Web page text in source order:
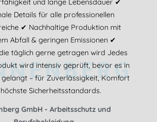
und lange Lebensdauer ✔
Details für alle professionellen
✔ Nachhaltige Produktion mit
Abfall & geringen Emissionen ✔
täglich gerne getragen wird Jedes
wird intensiv geprüft, bevor es in
– für Zuverlässigkeit, Komfort
Sicherheitsstandards.
GmbH - Arbeitsschutz und